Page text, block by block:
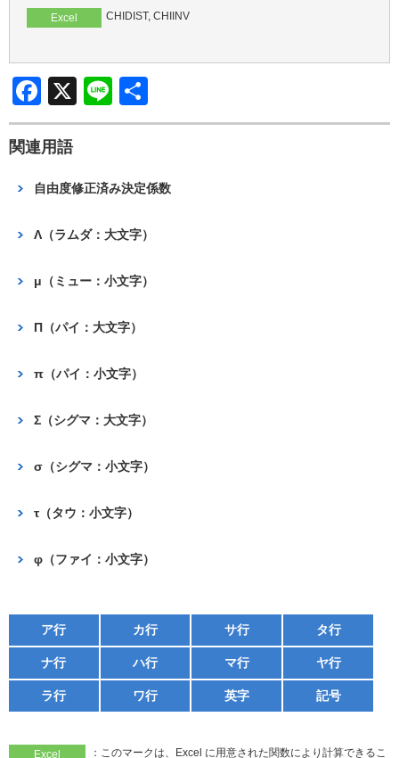
k
Excel CHIDIST, CHIINV
F
a
c
e
b
o
k
X
Li
n
有
関連用語
自由度修正済み決定係数
Λ（ラムダ：大文字）
μ（ミュー：小文字）
Π（パイ：大文字）
π（パイ：小文字）
Σ（シグマ：大文字）
σ（シグマ：小文字）
τ（タウ：小文字）
φ（ファイ：小文字）
ア行 カ行 サ行 タ行
ナ行 ハ行 マ行 ヤ行
ラ行 ワ行 英字 記号
Excel
：このマークは、Excel に用意された関数により計算できるこ